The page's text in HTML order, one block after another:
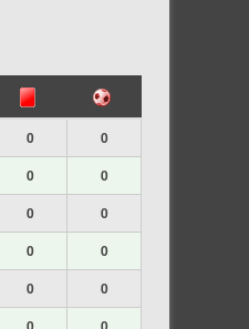
0
0
0
0
0
0
0
0
0
0